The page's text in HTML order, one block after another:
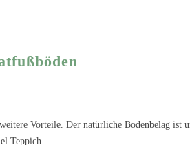
Vorteile. Der natürliche Bodenbelag ist
Teppich.